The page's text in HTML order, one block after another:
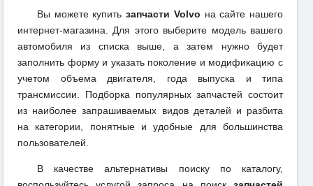
Вы можете купитьзапчасти Volvo на сайте нашего
интернет-магазина. Для этого выберите модель вашего
автомобиля из списка выше, а затем нужно будет
заполнить форму и указать поколение и модификацию с
учетом объема двигателя, года выпуска и типа
трансмиссии. Подборка популярных запчастей состоит
из наиболее запрашиваемых видов деталей и разбита
на категории, понятные и удобные для большинства
пользователей.
В качестве альтернативы поиску по каталогу,